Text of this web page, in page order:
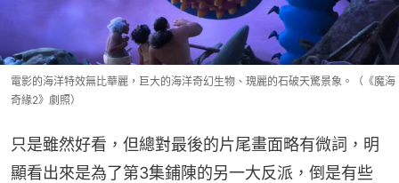
電影的海洋特效無比華麗，巨大的海洋奇幻生物、瑰麗的石破天驚景象。（《魔海
奇緣2》劇照）
只是雖然好看，但總對最後的片尾畫面略有微詞，明
顯看出來是為了第3集鋪陳的另一大反派，倒是有些